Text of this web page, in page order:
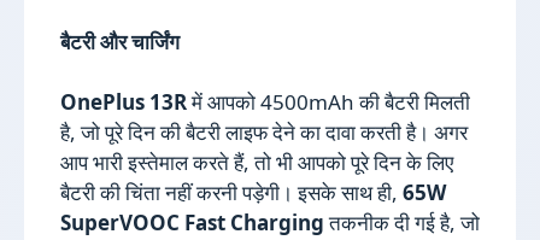
बैटरी और चार्जिंग
OnePlus 13Rमें आपको 4500mAh की बैटरी मिलती
है, जो पूरे दिन की बैटरी लाइफ देने का दावा करती है। अगर
आप भारी इस्तेमाल करते हैं, तो भी आपको पूरे दिन के लिए
बैटरी की चिंता नहीं करनी पड़ेगी। इसके साथ ही, 65W
SuperVOOC Fast Chargingतकनीक दी गई है, जो